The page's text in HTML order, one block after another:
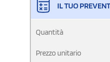
IL TUO
Quantità
Prezzo unitario